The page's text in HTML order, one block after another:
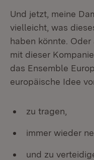
Und jetzt, meine
vielleicht, was
haben könnte. Oder
mit dieser
das Ensemble
europäische Idee
zu tragen,
immer wieder
und zu